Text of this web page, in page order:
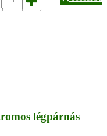
légpárnás